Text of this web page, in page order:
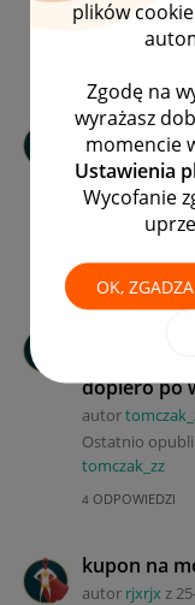
plików
Zgodę na
wyrażasz
momencie
Ustawienia
Wycofanie
OK,
Ostatnio
Czy można
kartą
autor
Ostatnio
Machitos97
2ODPOWIEDZI
Oferta z
dopiero po
autor
Ostatnio
tomczak_zz
4 ODPOWIEDZI
kupon na
autor rjxrjxz